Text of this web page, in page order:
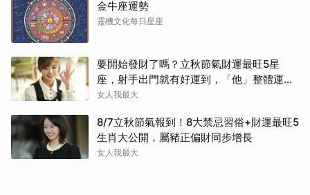
金牛座運勢
靈機文化每日星座
要開始發財了嗎？立秋節氣財運最旺5星
座，射手出門就有好運到，「他」整體運勢
將走上坡
女人我最大
8/7立秋節氣報到！8大禁忌習俗+財運最旺5
生肖大公開，屬豬正偏財同步增長
女人我最大